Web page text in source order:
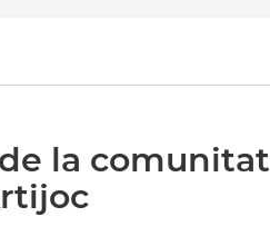
la comunitat